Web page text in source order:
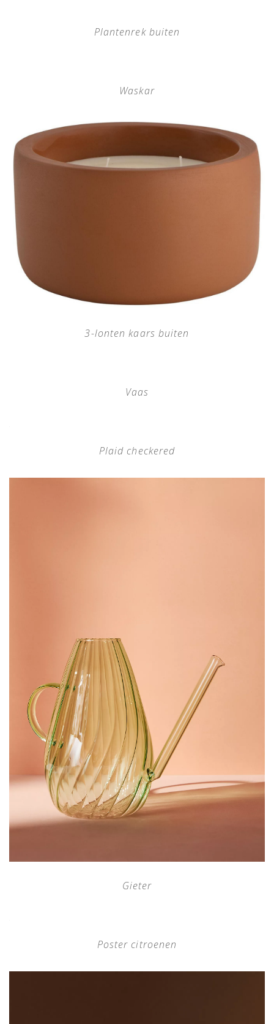
Plantenrek buiten
Waskar
3-lonten kaars buiten
Vaas
Plaid checkered
Gieter
Poster citroenen